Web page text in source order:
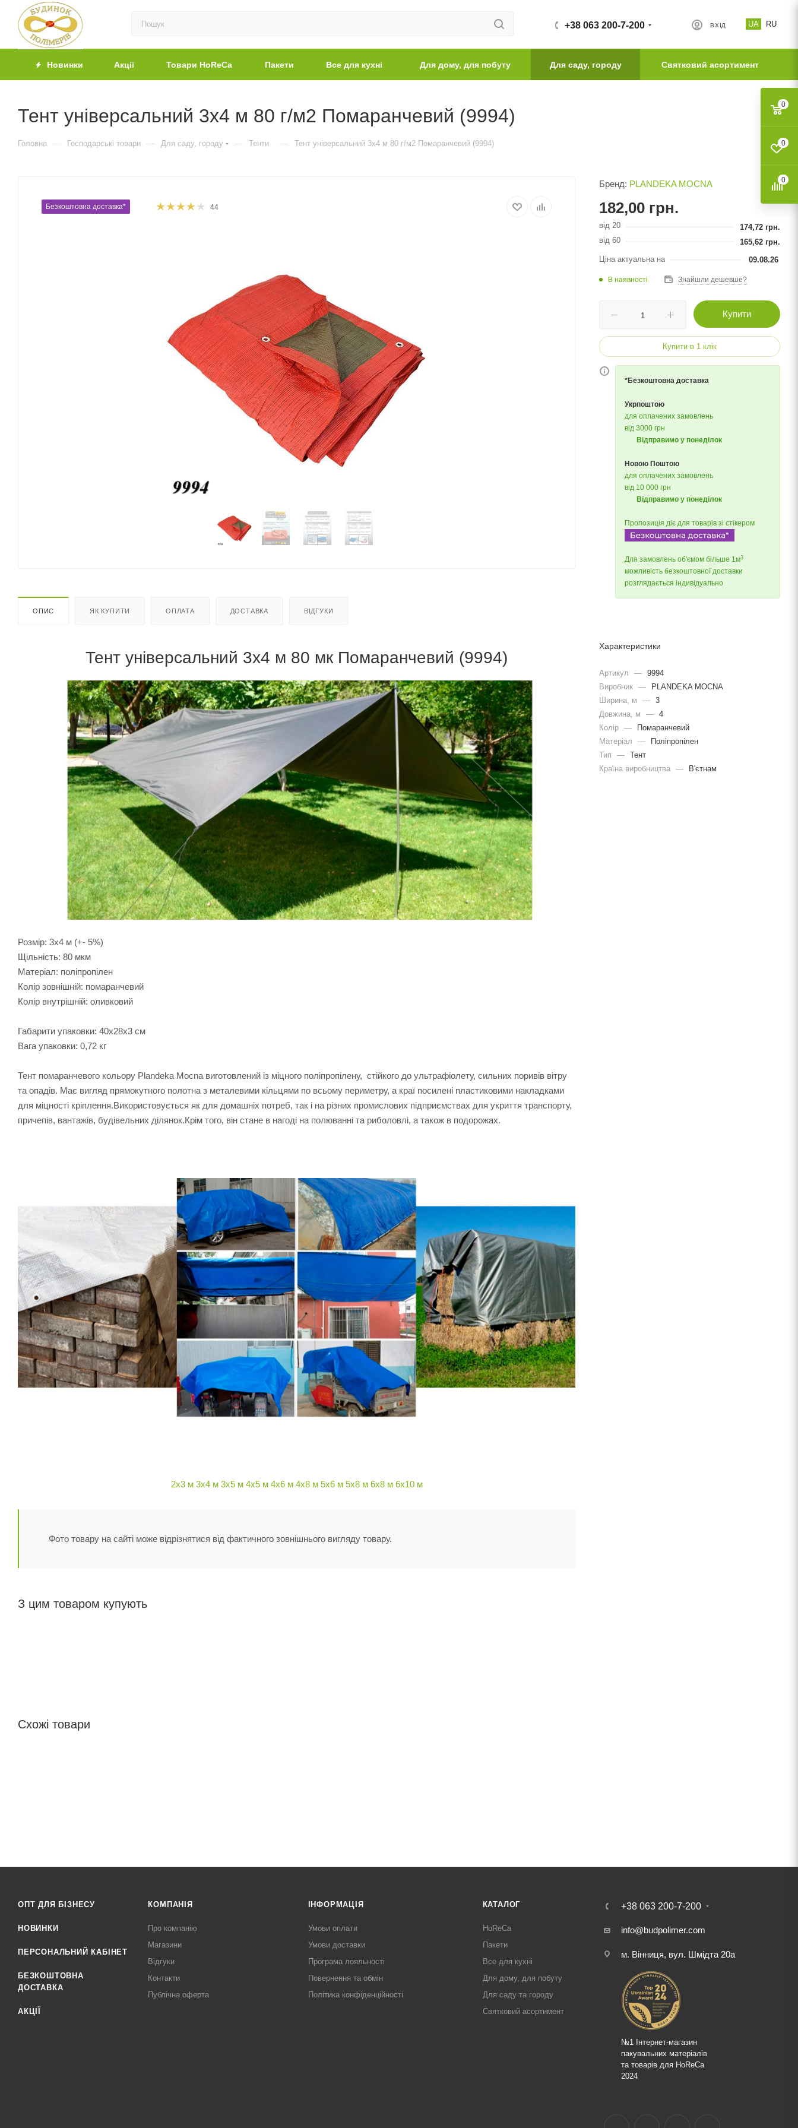
UA RU
ВХІД
+38 063 200-7-200
Новинки Акції Товари HoReCa Пакети Все для кухні Для дому, для побуту Для саду, городу Святковий асортимент
Тент універсальний 3х4 м 80 г/м2 Помаранчевий (9994)
Головна — Господарські товари — Для саду, городу — Тенти — Тент універсальний 3х4 м 80 г/м2 Помаранчевий (9994)
Безкоштовна доставка* 44
ОПИС ЯК КУПИТИ ОПЛАТА ДОСТАВКА ВІДГУКИ
Тент універсальний 3х4 м 80 мк Помаранчевий (9994)
Розмір: 3х4 м (+- 5%)
Щільність: 80 мкм
Матеріал: поліпропілен
Колір зовнішній: помаранчевий
Колір внутрішній: оливковий
Габарити упаковки: 40х28х3 см
Вага упаковки: 0,72 кг
Тент помаранчевого кольору Plandeka Mocna виготовлений із міцного поліпропілену, стійкого до ультрафіолету, сильних поривів вітру
та опадів. Має вигляд прямокутного полотна з металевими кільцями по всьому периметру, а краї посилені пластиковими накладками
для міцності кріплення.Використовується як для домашніх потреб, так і на різних промислових підприємствах для укриття транспорту,
причепів, вантажів, будівельних ділянок.Крім того, він стане в нагоді на полюванні та риболовлі, а також в подорожах.
2х3 м 3х4 м 3х5 м 4х5 м 4х6 м 4х8 м 5х6 м 5х8 м 6х8 м 6х10 м
Фото товару на сайті може відрізнятися від фактичного зовнішнього вигляду товару.
З цим товаром купують
Схожі товари
Бренд: PLANDEKA MOCNA
182,00 грн.
від 20 174,72 грн.
від 60
165,62 грн.
Ціна актуальна на
09.08.26
В наявності Знайшли дешевше?
Купити
Купити в 1 клік
*Безкоштовна доставка
Укрпоштою
для оплачених замовлень
від 3000 грн
Відправимо у понеділок
Новою Поштою
для оплачених замовлень
від 10 000 грн
Відправимо у понеділок
Пропозиція діє для товарів зі стікером
Для замовлень об'ємом більше 1м3
можливість безкоштовної доставки
розглядається індивідуально
Характеристики
Артикул — 9994
Виробник —
PLANDEKA MOCNA
Ширина, м
— 3
Довжина, м
— 4
Колір —
Помаранчевий
Матеріал
—
Поліпропілен
Тип
— Тент
Країна виробництва — В'єтнам
ОПТ ДЛЯ БІЗНЕСУ
НОВИНКИ
ПЕРСОНАЛЬНИЙ КАБІНЕТ
БЕЗКОШТОВНА
ДОСТАВКА
АКЦІЇ
КОМПАНІЯ
Про компанію
Магазини
Відгуки
Контакти
Публічна оферта
ІНФОРМАЦІЯ
Умови оплати
Умови доставки
Програма лояльності
Повернення та обмін
Політика конфіденційності
КАТАЛОГ
HoReCa
Пакети
Все для кухні
Для дому, для побуту
Для саду та городу
Святковий асортимент
+38 063 200-7-200
info@budpolimer.com
м. Вінниця, вул. Шмідта 20а
№1 Інтернет-магазин
пакувальних матеріалів
та товарів для HoReCa
2024
0
0
0